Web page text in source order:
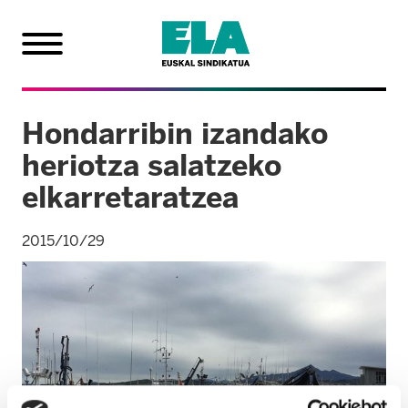
Hondarribin izandako
heriotza salatzeko
elkarretaratzea
2015/10/29